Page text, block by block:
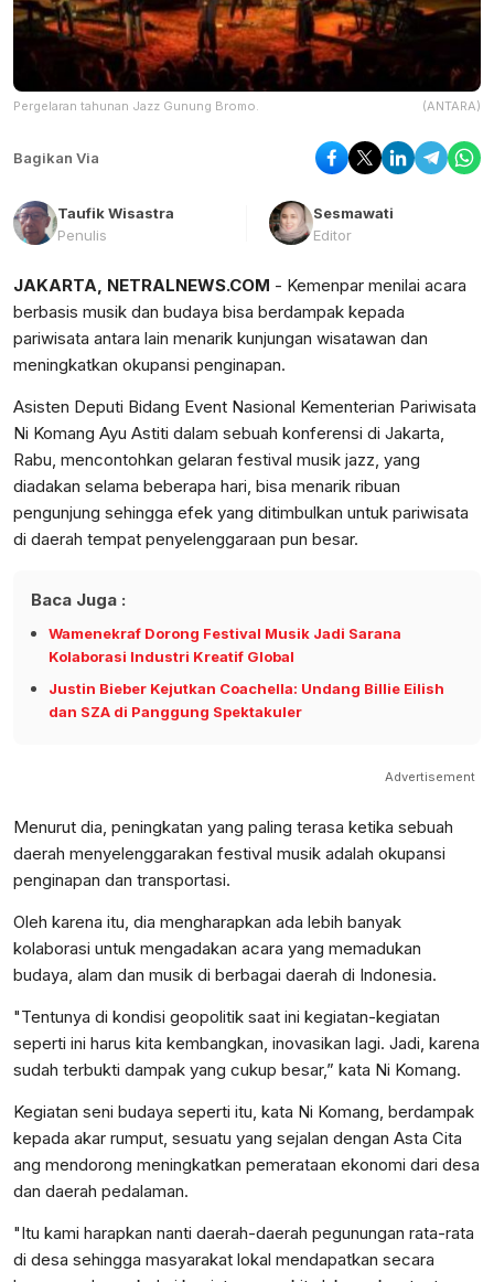
Pergelaran tahunan Jazz Gunung Bromo. (ANTARA)
Bagikan Via
Taufik Wisastra
Penulis
Sesmawati
Editor
JAKARTA, NETRALNEWS.COM - Kemenpar menilai acara
berbasis musik dan budaya bisa berdampak kepada
pariwisata antara lain menarik kunjungan wisatawan dan
meningkatkan okupansi penginapan.
Asisten Deputi Bidang Event Nasional Kementerian Pariwisata
Ni Komang Ayu Astiti dalam sebuah konferensi di Jakarta,
Rabu, mencontohkan gelaran festival musik jazz, yang
diadakan selama beberapa hari, bisa menarik ribuan
pengunjung sehingga efek yang ditimbulkan untuk pariwisata
di daerah tempat penyelenggaraan pun besar.
Baca Juga :
Wamenekraf Dorong Festival Musik Jadi Sarana
Kolaborasi Industri Kreatif Global
Justin Bieber Kejutkan Coachella: Undang Billie Eilish
dan SZA di Panggung Spektakuler
Advertisement
Menurut dia, peningkatan yang paling terasa ketika sebuah
daerah menyelenggarakan festival musik adalah okupansi
penginapan dan transportasi.
Oleh karena itu, dia mengharapkan ada lebih banyak
kolaborasi untuk mengadakan acara yang memadukan
budaya, alam dan musik di berbagai daerah di Indonesia.
"Tentunya di kondisi geopolitik saat ini kegiatan-kegiatan
seperti ini harus kita kembangkan, inovasikan lagi. Jadi, karena
sudah terbukti dampak yang cukup besar,” kata Ni Komang.
Kegiatan seni budaya seperti itu, kata Ni Komang, berdampak
kepada akar rumput, sesuatu yang sejalan dengan Asta Cita
ang mendorong meningkatkan pemerataan ekonomi dari desa
dan daerah pedalaman.
"Itu kami harapkan nanti daerah-daerah pegunungan rata-rata
di desa sehingga masyarakat lokal mendapatkan secara